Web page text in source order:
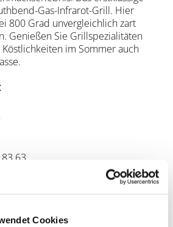
Cookies
Gas-Infrarot-Grill. Hier
800 Grad unvergleichlich zart
Genießen Sie Grillspezialitäten
im Sommer auch
63
Anreise